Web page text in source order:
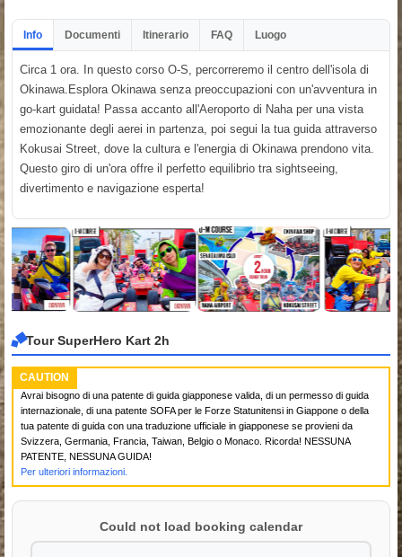
Info Documenti Itinerario FAQ Luogo
Circa 1 ora. In questo corso O-S, percorreremo il centro dell'isola di
Okinawa.Esplora Okinawa senza preoccupazioni con un'avventura in
go-kart guidata! Passa accanto all'Aeroporto di Naha per una vista
emozionante degli aerei in partenza, poi segui la tua guida attraverso
Kokusai Street, dove la cultura e l'energia di Okinawa prendono vita.
Questo giro di un'ora offre il perfetto equilibrio tra sightseeing,
divertimento e navigazione esperta!
Tour SuperHero Kart 2h
CAUTION
Avrai bisogno di una patente di guida giapponese valida, di un permesso di guida
internazionale, di una patente SOFA per le Forze Statunitensi in Giappone o della
tua patente di guida con una traduzione ufficiale in giapponese se provieni da
Svizzera, Germania, Francia, Taiwan, Belgio o Monaco. Ricorda! NESSUNA
PATENTE, NESSUNA GUIDA!
Per ulteriori informazioni.
Could not load booking calendar